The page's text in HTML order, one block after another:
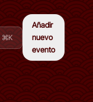
⌘K
Añadir
nuevo
evento